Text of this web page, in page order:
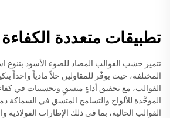
تطبيقات متعددة الكفاءة
تتميز خشب القوالب المضاد للضوء الأسود بتنوع
المختلفة، حيث يوفّر للمقاولين حلاً مادياً واحداً
القوالب، مع تحقيق أداءٍ متسقٍ وتحسينات في كفاءة
الموحَّدة للألواح والتسامح المتسق في السماكة
القوالب الحالية، بما في ذلك الإطارات الفولاذية